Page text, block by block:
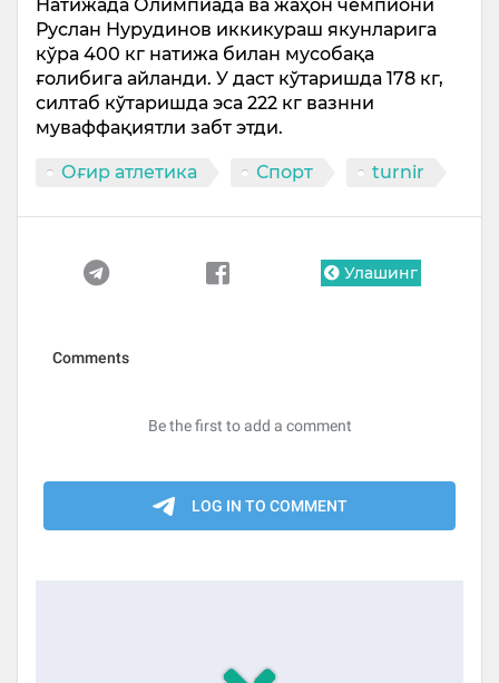
Натижада Олимпиада ва жаҳон чемпиони
Руслан Нурудинов иккикураш якунларига
кўра 400 кг натижа билан мусобақа
ғолибига айланди. У даст кўтаришда 178 кг,
силтаб кўтаришда эса 222 кг вазнни
муваффақиятли забт этди.
Оғир атлетика Спорт turnir
Улашинг